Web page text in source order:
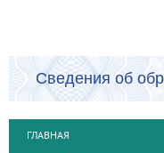
Сведения об
ГЛАВНАЯ